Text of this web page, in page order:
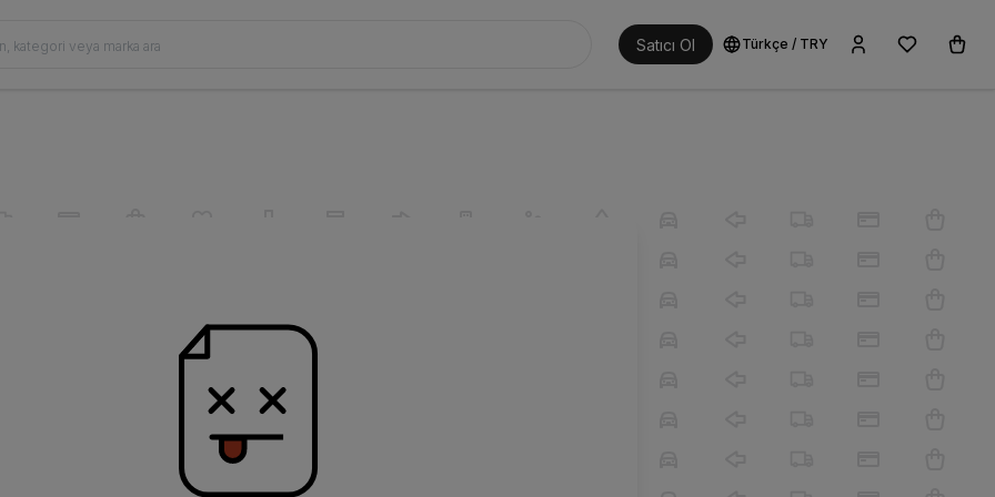
Satıcı Ol Türkçe / TRY